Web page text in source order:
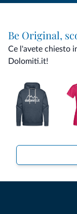
Be Original,
Ce l'avete chiesto
Dolomiti.it!